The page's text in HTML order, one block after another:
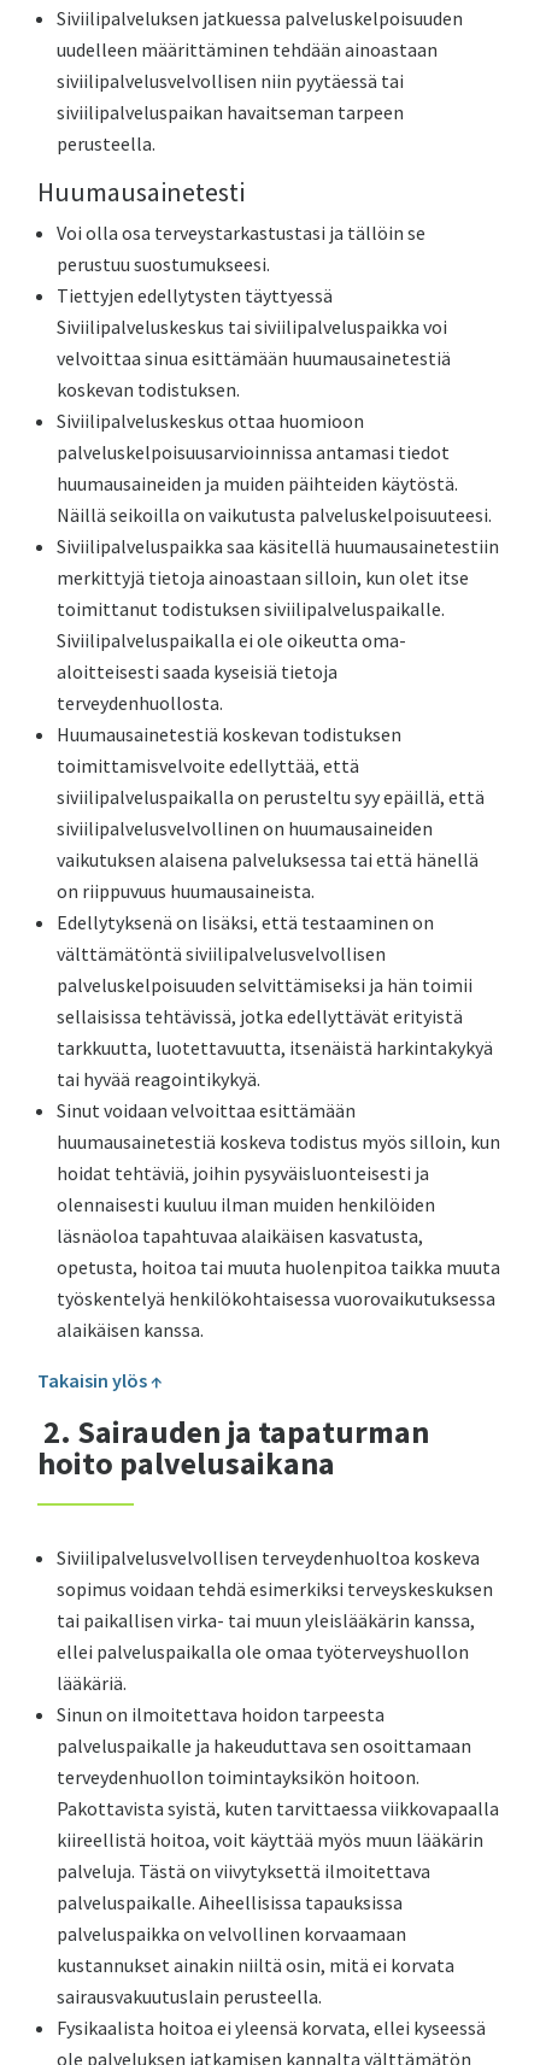
Siviilipalveluksen jatkuessa palveluskelpoisuuden
uudelleen määrittäminen tehdään ainoastaan
siviilipalvelusvelvollisen niin pyytäessä tai
siviilipalveluspaikan havaitseman tarpeen
perusteella.
Huumausainetesti
Voi olla osa terveystarkastustasi ja tällöin se
perustuu suostumukseesi.
Tiettyjen edellytysten täyttyessä
Siviilipalveluskeskus tai siviilipalveluspaikka voi
velvoittaa sinua esittämään huumausainetestiä
koskevan todistuksen.
Siviilipalveluskeskus ottaa huomioon
palveluskelpoisuusarvioinnissa antamasi tiedot
huumausaineiden ja muiden päihteiden käytöstä.
Näillä seikoilla on vaikutusta palveluskelpoisuuteesi.
Siviilipalveluspaikka saa käsitellä huumausainetestiin
merkittyjä tietoja ainoastaan silloin, kun olet itse
toimittanut todistuksen siviilipalveluspaikalle.
Siviilipalveluspaikalla ei ole oikeutta oma-
aloitteisesti saada kyseisiä tietoja
terveydenhuollosta.
Huumausainetestiä koskevan todistuksen
toimittamisvelvoite edellyttää, että
siviilipalveluspaikalla on perusteltu syy epäillä, että
siviilipalvelusvelvollinen on huumausaineiden
vaikutuksen alaisena palveluksessa tai että hänellä
on riippuvuus huumausaineista.
Edellytyksenä on lisäksi, että testaaminen on
välttämätöntä siviilipalvelusvelvollisen
palveluskelpoisuuden selvittämiseksi ja hän toimii
sellaisissa tehtävissä, jotka edellyttävät erityistä
tarkkuutta, luotettavuutta, itsenäistä harkintakykyä
tai hyvää reagointikykyä.
Sinut voidaan velvoittaa esittämään
huumausainetestiä koskeva todistus myös silloin, kun
hoidat tehtäviä, joihin pysyväisluonteisesti ja
olennaisesti kuuluu ilman muiden henkilöiden
läsnäoloa tapahtuvaa alaikäisen kasvatusta,
opetusta, hoitoa tai muuta huolenpitoa taikka muuta
työskentelyä henkilökohtaisessa vuorovaikutuksessa
alaikäisen kanssa.
Takaisin ylös ↑
2. Sairauden ja tapaturman
hoito palvelusaikana
Siviilipalvelusvelvollisen terveydenhuoltoa koskeva
sopimus voidaan tehdä esimerkiksi terveyskeskuksen
tai paikallisen virka- tai muun yleislääkärin kanssa,
ellei palveluspaikalla ole omaa työterveyshuollon
lääkäriä.
Sinun on ilmoitettava hoidon tarpeesta
palveluspaikalle ja hakeuduttava sen osoittamaan
terveydenhuollon toimintayksikön hoitoon.
Pakottavista syistä, kuten tarvittaessa viikkovapaalla
kiireellistä hoitoa, voit käyttää myös muun lääkärin
palveluja. Tästä on viivytyksettä ilmoitettava
palveluspaikalle. Aiheellisissa tapauksissa
palveluspaikka on velvollinen korvaamaan
kustannukset ainakin niiltä osin, mitä ei korvata
sairausvakuutuslain perusteella.
Fysikaalista hoitoa ei yleensä korvata, ellei kyseessä
ole palveluksen jatkamisen kannalta välttämätön